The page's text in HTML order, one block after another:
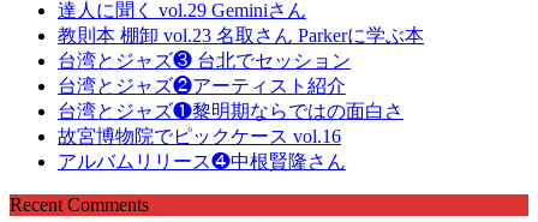
達人に聞く vol.29 Geminiさん
教則本 棚卸 vol.23 名取さん Parkerに学ぶ本
台湾とジャズ❸ 台北でセッション
台湾とジャズ❷アーティスト紹介
台湾とジャズ❶黎明期ならではの面白さ
故宮博物院でピックケース vol.16
アルバムリリース❹中根賢隆さん
Recent Comments